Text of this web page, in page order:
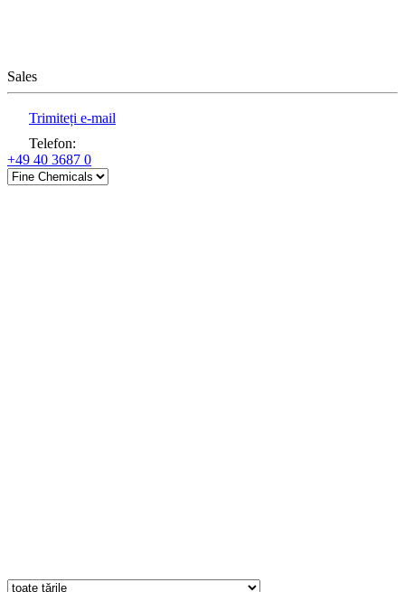
Sales
Trimiteți e-mail
Telefon:
+49 40 3687 0